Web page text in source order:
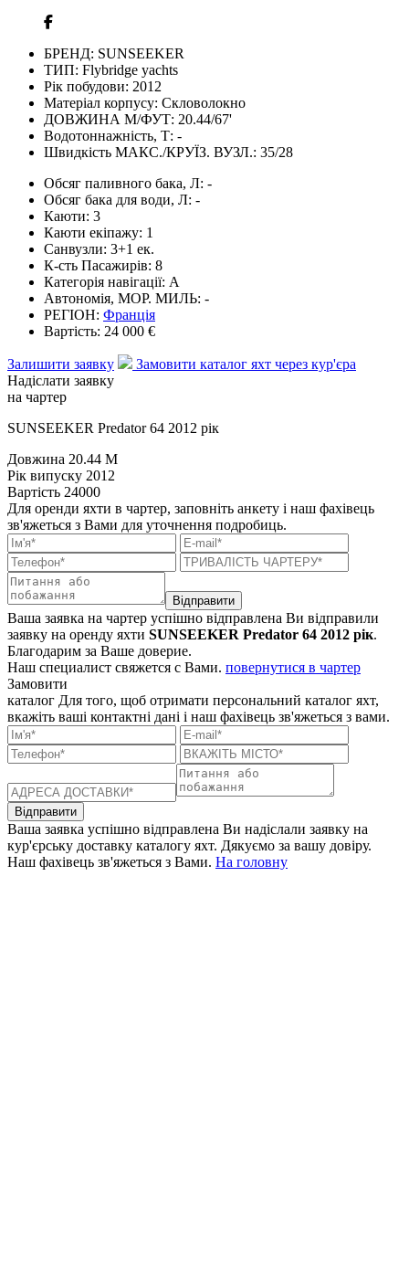
БРЕНД: SUNSEEKER
ТИП: Flybridge yachts
Рік побудови: 2012
Матеріал корпусу: Скловолокно
ДОВЖИНА М/ФУТ: 20.44/67'
Водотоннажність, Т: -
Швидкість МАКС./КРУЇЗ. ВУЗЛ.: 35/28
Обсяг паливного бака, Л: -
Обсяг бака для води, Л: -
Каюти: 3
Каюти екіпажу: 1
Санвузли: 3+1 ек.
К-сть Пасажирів: 8
Категорія навігації: А
Автономія, МОР. МИЛЬ: -
РЕГІОН: Франція
Вартість: 24 000 €
Залишити заявку
Замовити каталог яхт через кур'єра
Надіслати заявку
на чартер
SUNSEEKER Predator 64 2012 рік
Довжина 20.44 M
Рік випуску 2012
Вартість 24000
Для оренди яхти в чартер, заповніть анкету і наш фахівець
зв'яжеться з Вами для уточнення подробиць.
Відправити
Ваша заявка на чартер успішно відправлена Ви відправили
заявку на оренду яхти SUNSEEKER Predator 64 2012 рік.
Благодарим за Ваше доверие.
Наш специалист свяжется с Вами. повернутися в чартер
Замовити
каталог Для того, щоб отримати персональний каталог яхт,
вкажіть ваші контактні дані і наш фахівець зв'яжеться з вами.
Відправити
Ваша заявка успішно відправлена Ви надіслали заявку на
кур'єрську доставку каталогу яхт. Дякуємо за вашу довіру.
Наш фахівець зв'яжеться з Вами. На головну